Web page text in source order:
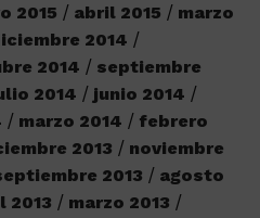
2015 abril 2015
marzo
2014
2014
septiembre
2014
junio 2014
marzo 2014
febrero
2013
noviembre
2013
agosto
2013
marzo 2013